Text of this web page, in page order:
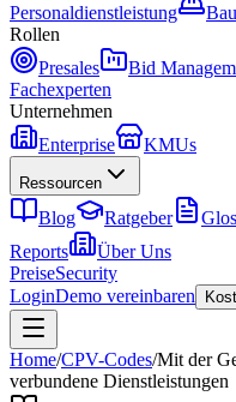
Personaldienstleistung
Rollen
Presales
Bid
Fachexperten
Unternehmen
Enterprise
KMUs
Ressourcen
Blog Ratgeber
Reports
Über Uns
PreiseSecurity
LoginDemo vereinbaren
Home/CPV-Codes/Mit der
verbundene Dienstleistungen